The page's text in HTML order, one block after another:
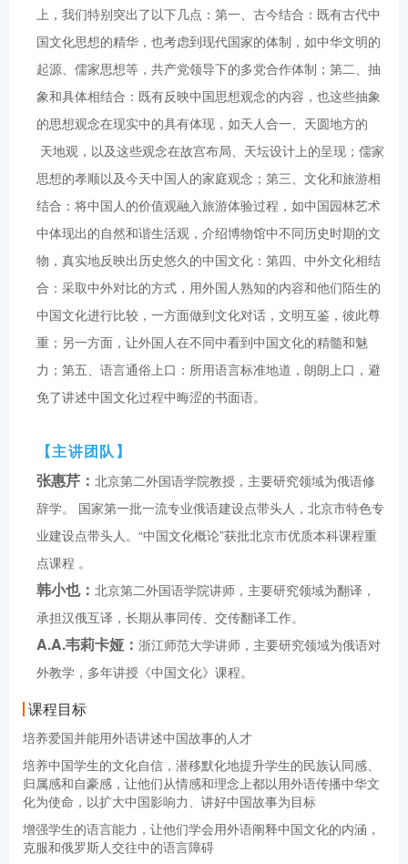
上，我们特别突出了以下几点：第一、古今结合：既有古代中
国文化思想的精华，也考虑到现代国家的体制，如中华文明的
起源、儒家思想等，共产党领导下的多党合作体制；第二、抽
象和具体相结合：既有反映中国思想观念的内容，也这些抽象
的思想观念在现实中的具有体现，如天人合一、天圆地方的
天地观，以及这些观念在故宫布局、天坛设计上的呈现；儒家
思想的孝顺以及今天中国人的家庭观念；第三、文化和旅游相
结合：将中国人的价值观融入旅游体验过程，如中国园林艺术
中体现出的自然和谐生活观，介绍博物馆中不同历史时期的文
物，真实地反映出历史悠久的中国文化：第四、中外文化相结
合：采取中外对比的方式，用外国人熟知的内容和他们陌生的
中国文化进行比较，一方面做到文化对话，文明互鉴，彼此尊
重；另一方面，让外国人在不同中看到中国文化的精髓和魅
力；第五、语言通俗上口：所用语言标准地道，朗朗上口，避
免了讲述中国文化过程中晦涩的书面语。
【主讲团队】
张惠芹： 北京第二外国语学院教授，主要研究领域为俄语修
辞学。 国家第一批一流专业俄语建设点带头人，北京市特色专
业建设点带头人。“中国文化概论”获批北京市优质本科课程重
点课程 。
韩小也： 北京第二外国语学院讲师，主要研究领域为翻译，
承担汉俄互译，长期从事同传、交传翻译工作。
A.A.韦莉卡娅： 浙江师范大学讲师，主要研究领域为俄语对
外教学，多年讲授《中国文化》课程。
课程目标
培养爱国并能用外语讲述中国故事的人才
培养中国学生的文化自信，潜移默化地提升学生的民族认同感、
归属感和自豪感，让他们从情感和理念上都以用外语传播中华文
化为使命，以扩大中国影响力、讲好中国故事为目标
增强学生的语言能力，让他们学会用外语阐释中国文化的内涵，
克服和俄罗斯人交往中的语言障碍